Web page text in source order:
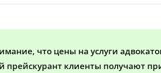
что цены на услуги
прейскурант клиенты получают